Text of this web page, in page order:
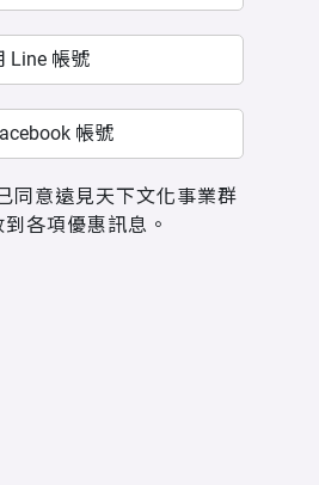
Line 帳號
帳號
同意遠見天下文化事業群
到各項優惠訊息。